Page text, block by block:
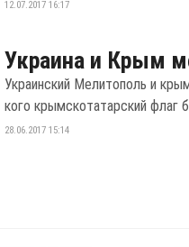
12.07.2017 16:17
Украина и Крым
Украинский Мелитополь и
кого крымскотатарский флаг
28.06.2017 15:14